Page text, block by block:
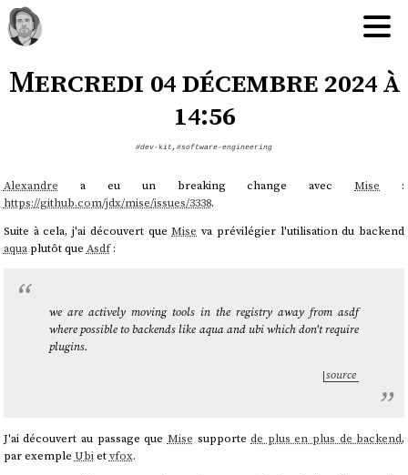
Mercredi 04 décembre 2024 à
14:56
#dev-kit, #software-engineering
Alexandre a eu un breaking change avecMise :
https://github.com/jdx/mise/issues/3338.
Suite à cela, j'ai découvert queMise va prévilégier l'utilisation du backend
aquaplutôt que Asdf:
we are actively moving tools in the registry away from asdf
where possible to backends like aqua and ubi which don't require
plugins.
source
J'ai découvert au passage que Mise supportede plus en plus de backend,
par exemple Ubietvfox.